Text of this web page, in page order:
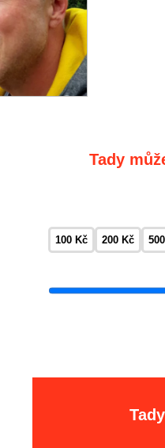
Tady
100 Kč 200 Kč